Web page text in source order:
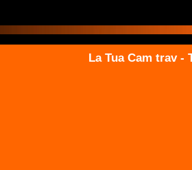
La Tua Cam trav -